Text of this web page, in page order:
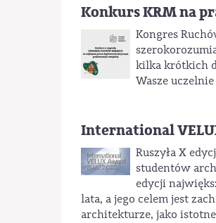
Konkurs KRM na
Kongres
kilka krótkich
Wasze
International
Ruszyła X
studentów
edycji
lata, a jego celem jest
architekturze, jako